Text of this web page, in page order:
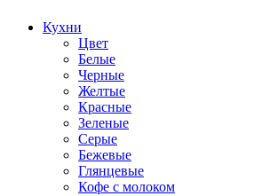
Кухни
Цвет
Белые
Черные
Желтые
Красные
Зеленые
Серые
Бежевые
Глянцевые
Кофе с молоком